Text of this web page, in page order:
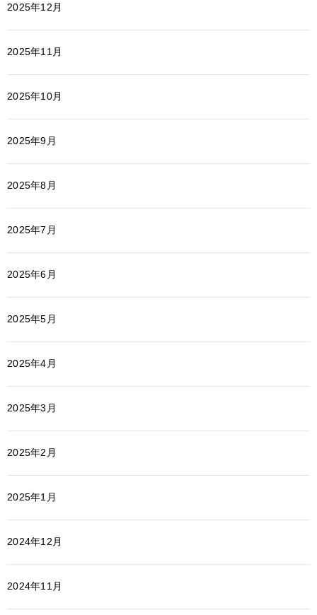
2025年12月
2025年11月
2025年10月
2025年9月
2025年8月
2025年7月
2025年6月
2025年5月
2025年4月
2025年3月
2025年2月
2025年1月
2024年12月
2024年11月